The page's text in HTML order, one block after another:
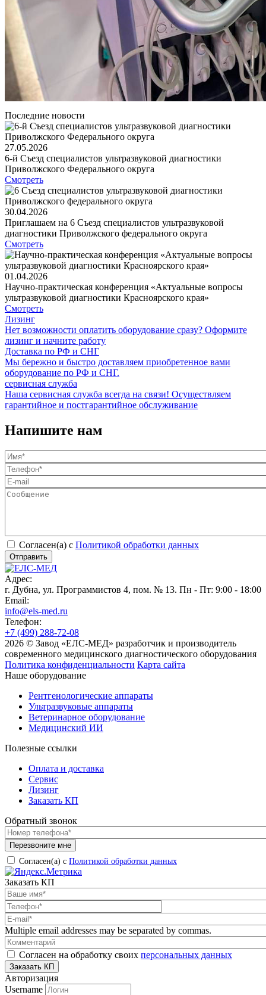
Последние новости
27.05.2026
6-й Съезд специалистов ультразвуковой диагностики
Приволжского Федерального округа
Смотреть
30.04.2026
Приглашаем на 6 Съезд специалистов ультразвуковой
диагностики Приволжского федерального округа
Смотреть
01.04.2026
Научно-практическая конференция «Актуальные вопросы
ультразвуковой диагностики Красноярского края»
Смотреть
Лизинг
Нет возможности оплатить оборудование сразу? Оформите
лизинг и начните работу
Доставка по РФ и СНГ
Мы бережно и быстро доставляем приобретенное вами
оборудование по РФ и СНГ.
сервисная служба
Наша сервисная служба всегда на связи! Осуществляем
гарантийное и постгарантийное обслуживание
Напишите нам
Согласен(а) с Политикой обработки данных
Адрес:
г. Дубна, ул. Программистов 4, пом. № 13. Пн - Пт: 9:00 - 18:00
Email:
info@els-med.ru
Телефон:
+7 (499) 288-72-08
2026 © Завод «ЕЛС-МЕД» разработчик и производитель
современного медицинского диагностического оборудования
Политика конфиденциальности Карта сайта
Наше оборудование
Рентгенологические аппараты
Ультразвуковые аппараты
Ветеринарное оборудование
Медицинский ИИ
Полезные ссылки
Оплата и доставка
Сервис
Лизинг
Заказать КП
Обратный звонок
Согласен(а) с Политикой обработки данных
Заказать КП
Multiple email addresses may be separated by commas.
Согласен на обработку своих персональных данных
Авторизация
Username